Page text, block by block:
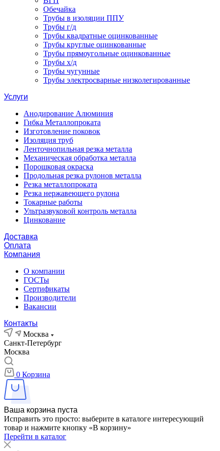
Обечайка
Трубы в изоляции ППУ
Трубы г/д
Трубы квадратные оцинкованные
Трубы круглые оцинкованные
Трубы прямоугольные оцинкованные
Трубы х/д
Трубы чугунные
Трубы электросварные низколегированные
Услуги
Анодирование Алюминия
Гибка Металлопроката
Изготовление поковок
Изоляция труб
Ленточнопильная резка металла
Механическая обработка металла
Порошковая окраска
Продольная резка рулонов металла
Резка металлопроката
Резка нержавеющего рулона
Токарные работы
Ультразвуковой контроль металла
Цинкование
Доставка
Оплата
Компания
О компании
ГОСТы
Сертификаты
Производители
Вакансии
Контакты
Москва
Санкт-Петербург
Москва
0 Корзина
Ваша корзина пуста
Исправить это просто: выберите в каталоге интересующий
товар и нажмите кнопку «В корзину»
Перейти в каталог